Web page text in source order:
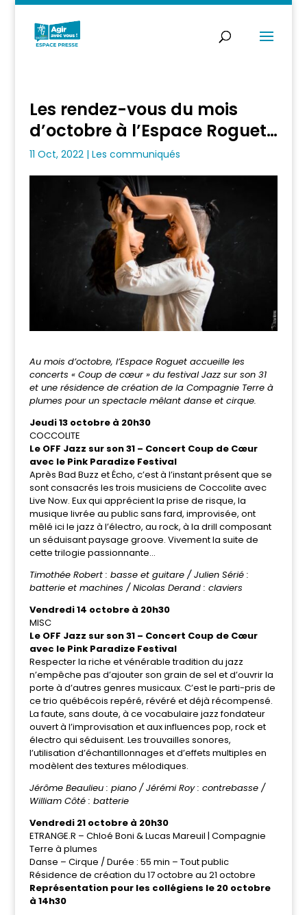
Les rendez-vous du mois
d’octobre à l’Espace Roguet…
11 Oct, 2022| Les communiqués
Au mois d’octobre, l’Espace Roguet accueille les
concerts « Coup de cœur » du festival Jazz sur son 31
et une résidence de création de la Compagnie Terre à
plumes pour un spectacle mêlant danse et cirque.
Jeudi 13 octobre à 20h30
COCCOLITE
Le OFF Jazz sur son 31 – Concert Coup de Cœur
avec le Pink Paradize Festival
Après Bad Buzz et Écho, c’est à l’instant présent que se
sont consacrés les trois musiciens de Coccolite avec
Live Now. Eux qui apprécient la prise de risque, la
musique livrée au public sans fard, improvisée, ont
mêlé ici le jazz à l’électro, au rock, à la drill composant
un séduisant paysage groove. Vivement la suite de
cette trilogie passionnante…
Timothée Robert : basse et guitare / Julien Sérié :
batterie et machines / Nicolas Derand : claviers
Vendredi 14 octobre à 20h30
MISC
Le OFF Jazz sur son 31 – Concert Coup de Cœur
avec le Pink Paradize Festival
Respecter la riche et vénérable tradition du jazz
n’empêche pas d’ajouter son grain de sel et d’ouvrir la
porte à d’autres genres musicaux. C’est le parti-pris de
ce trio québécois repéré, révéré et déjà récompensé.
La faute, sans doute, à ce vocabulaire jazz fondateur
ouvert à l’improvisation et aux influences pop, rock et
électro qui séduisent. Les trouvailles sonores,
l’utilisation d’échantillonnages et d’effets multiples en
modèlent des textures mélodiques.
Jérôme Beaulieu : piano / Jérémi Roy : contrebasse /
William Côté : batterie
Vendredi 21 octobre à 20h30
ETRANGE.R – Chloé Boni & Lucas Mareuil | Compagnie
Terre à plumes
Danse – Cirque / Durée : 55 min – Tout public
Résidence de création du 17 octobre au 21 octobre
Représentation pour les collégiens le 20 octobre
à 14h30